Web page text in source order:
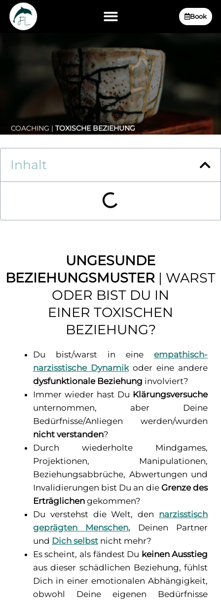
Book
COACHING |TOXISCHE BEZIEHUNG
Inhalt
UNGESUNDE
BEZIEHUNGSMUSTER | WARST
ODER BIST DU IN
EINER TOXISCHEN
BEZIEHUNG?
Du bist/warst in eineempathisch-
narzisstische Dynamikoder eine andere
dysfunktionale Beziehung involviert?
Immer wieder hast Du Klärungsversuche
unternommen, aber Deine
Bedürfnisse/Anliegen werden/wurden
nicht verstanden?
Durch wiederholte Mindgames,
Projektionen, Manipulationen,
Beziehungsabbrüche, Abwertungen und
Invalidierungen bist Du an die Grenze des
Erträglichengekommen?
Du verstehst die Welt, den narzisstisch
geprägten Menschen,Deinen Partner
und Dich selbstnicht mehr?
Es scheint, als fändest Du keinen Ausstieg
aus dieser schädlichen Beziehung, fühlst
Dich in einer emotionalen Abhängigkeit,
obwohl Deine eigenen Bedürfnisse